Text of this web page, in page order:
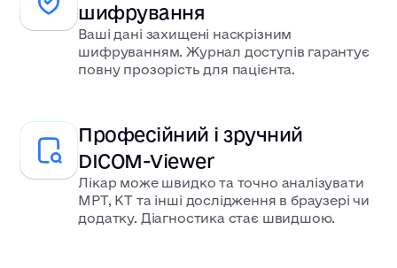
шифрування
Ваші дані захищені наскрізним
шифруванням. Журнал доступів гарантує
повну прозорість для пацієнта.
Професійний і зручний
DICOM-Viewer
Лікар може швидко та точно аналізувати
МРТ, КТ та інші дослідження в браузері чи
додатку. Діагностика стає швидшою.